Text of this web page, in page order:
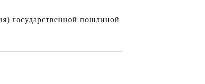
государственной пошлиной